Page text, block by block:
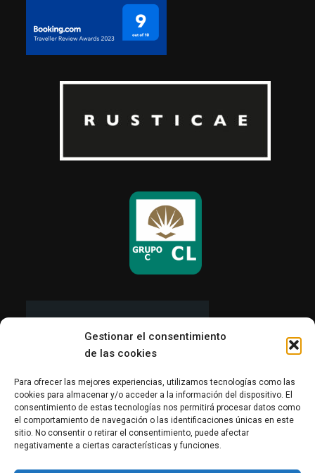
Gestionar el consentimiento
de las cookies
Para ofrecer las mejores experiencias, utilizamos tecnologías como las
cookies para almacenar y/o acceder a la información del dispositivo. El
consentimiento de estas tecnologías nos permitirá procesar datos como
el comportamiento de navegación o las identificaciones únicas en este
sitio. No consentir o retirar el consentimiento, puede afectar
negativamente a ciertas características y funciones.